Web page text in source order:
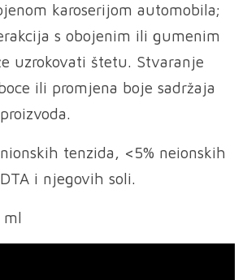
karoserijom automobila;
s obojenim ili gumenim
uzrokovati štetu. Stvaranje
ili promjena boje sadržaja
tenzida, <5% neionskih
i njegovih soli.
ml